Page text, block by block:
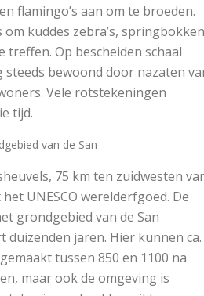
flamingo’s aan om te broeden.
kuddes zebra’s, springbokken
treffen. Op bescheiden schaal
bewoond door nazaten
Vele rotstekeningen
tijd.
van de San
75 km ten zuidwesten
UNESCO werelderfgoed. De
grondgebied van de San
duizenden jaren. Hier kunnen ca.
tussen 850 en 1100 na
maar ook de omgeving is